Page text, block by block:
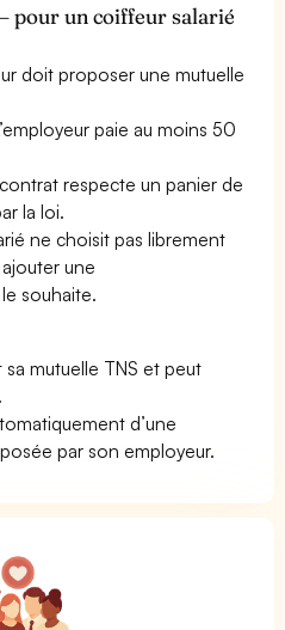
pour un coiffeur salarié
doit proposer une mutuelle
paie au moins 50
respecte un panier de
la loi.
ne choisit pas librement
une
souhaite.
sa mutuelle TNS et peut
d’une
par son employeur.